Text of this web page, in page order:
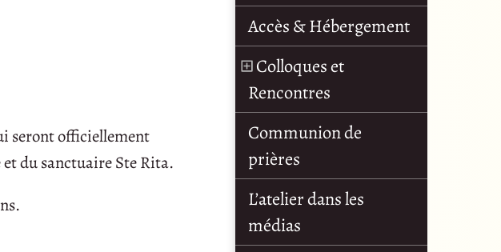
seront officiellement
du sanctuaire Ste Rita.
Accès & Hébergement
Colloques et
Rencontres
Communion de
prières
L’atelier dans les
médias